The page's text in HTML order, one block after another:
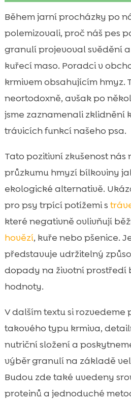
 Proč zvolit krmivo s
psy
Jak hmyzí bílkovina
Nutriční složení: co
hmyzího krmiva

Jak vybrat granule s
podle velikosti a věku
živočišnými a
 CricksyDog:
kuřecího masa a
 CricksyDog pro
recepturami
 CricksyDog pro malé
granule, velká výživa
CricksyDog pro střední
robustní výživou
Ely mokré krmivo:
hydratace
Pamlsky a doplňky:
Easy, Denty a péče
Jak zavést hmyzí
psa krok za krokem

Signály, že krmivo s
vašemu psovi sedí
Během jarní procházky po
polemizovali, proč náš pes
granulí projevoval svědění
kuřecí maso. Poradci v
krmivem obsahujícím hmyz.
neortodoxně, avšak po
jsme zaznamenali zklidnění
trávicích funkcí našeho psa.
Tato pozitivní zkušenost
průzkumu hmyzí bílkoviny
ekologické alternativě.
pro psy trpící potížemi s
které negativně ovlivňují
hovězí, kuře nebo pšenice.
představuje udržitelný
dopady na životní prostředí
hodnoty.
V dalším textu si rozvedeme
takového typu krmiva,
nutriční složení a
výběr granulí na základě
Budou zde také uvedeny
proteinů a jednoduché